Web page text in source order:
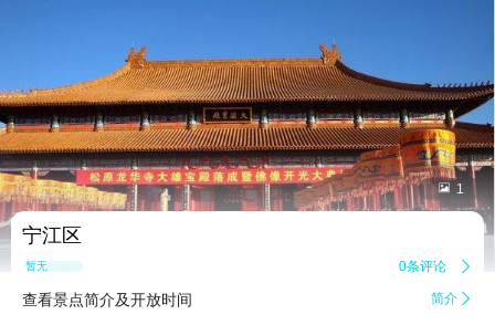
 1
宁江区
暂无点评 0条评论 
查看景点简介及开放时间 简介 